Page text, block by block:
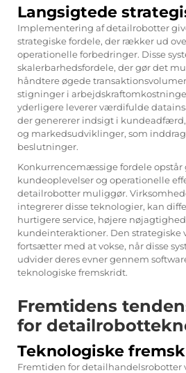
Langsigtede
Implementering af detailrobotter
strategiske fordele, der rækker ud
operationelle forbedringer. Disse
skalerbarhedsfordele, der gør det
håndtere øgede
stigninger i
yderligere leverer værdifulde
der genererer indsigt i
og markedsudviklinger, som
beslutninger.
Konkurrencemæssige fordele
kundeoplevelser og operationelle
detailrobotter muliggør.
integrerer disse teknologier, kan
hurtigere service, højere
kundeinteraktioner. Den
fortsætter med at vokse, når disse
udvider deres evner gennem
teknologiske fremskridt.
Fremtidens
for
Teknologiske
Fremtiden for detailhandelsrobotter